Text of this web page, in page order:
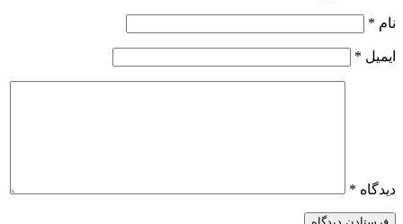
نام *
ایمیل *
دیدگاه *